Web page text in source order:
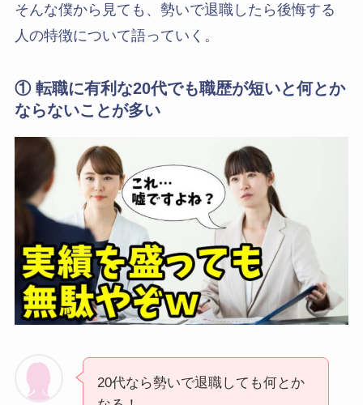
そんな僕から見ても、勢いで退職したら後悔する
人の特徴について語っていく。
① 転職に有利な20代でも職歴が短いと何とか
ならないことが多い
20代なら勢いで退職しても何とか